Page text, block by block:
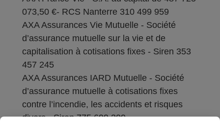
073,50 €- RCS Nanterre 310 499 959
AXA Assurances Vie Mutuelle - Société
d’assurance mutuelle sur la vie et de
capitalisation à cotisations fixes - Siren 353
457 245
AXA Assurances IARD Mutuelle - Société
d’assurance mutuelle à cotisations fixes
contre l’incendie, les accidents et risques
divers - Siren 775 699 309